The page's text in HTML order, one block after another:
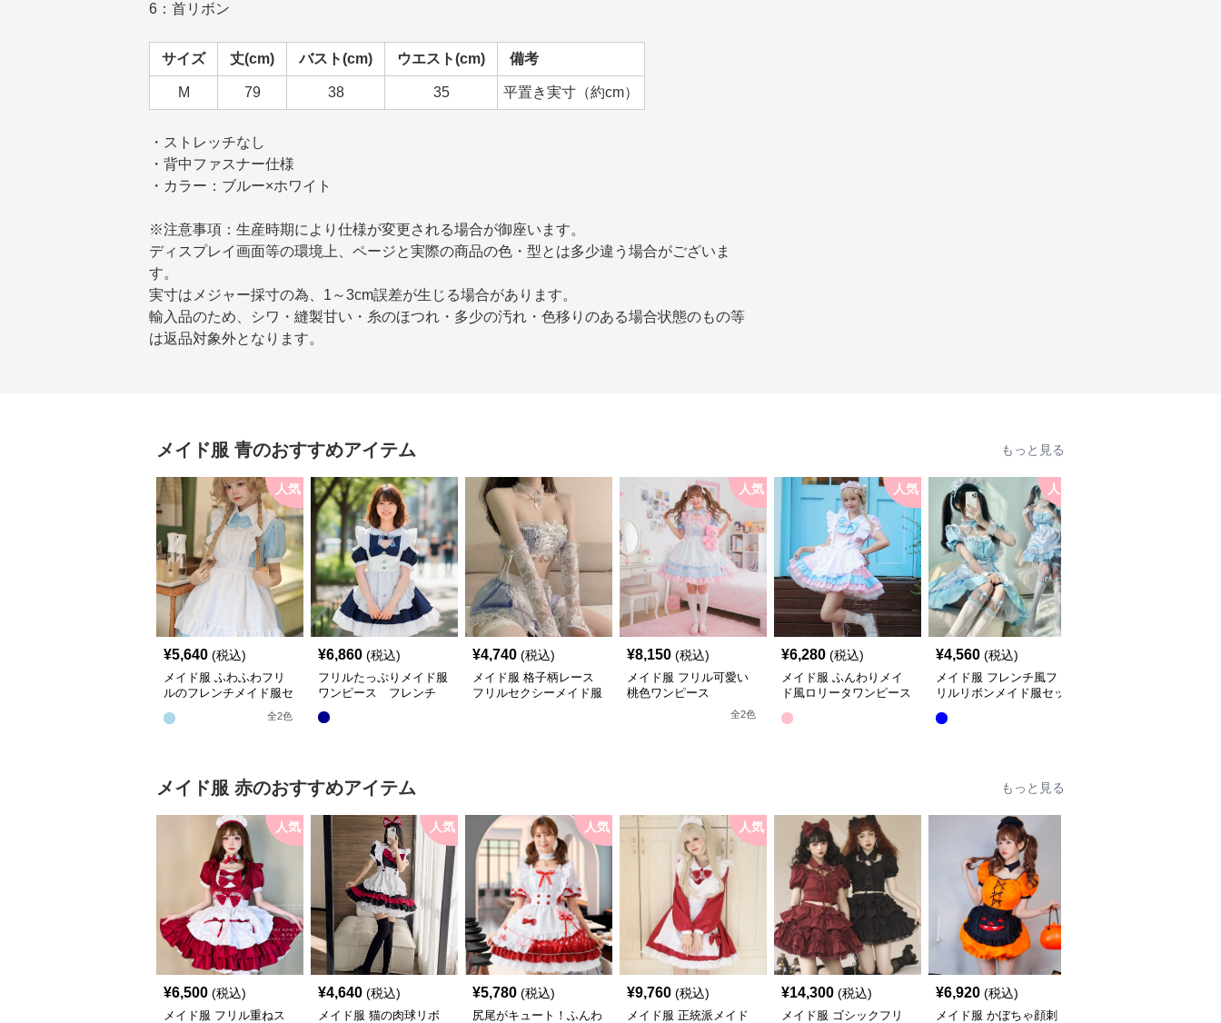
6：首リボン
サイズ 丈(cm) バスト(cm) ウエスト(cm) 備考
M 79 38 35 平置き実寸（約cm）
・ストレッチなし
・背中ファスナー仕様
・カラー：ブルー×ホワイト
※注意事項：生産時期により仕様が変更される場合が御座います。
ディスプレイ画面等の環境上、ページと実際の商品の色・型とは多少違う場合がございま
す。
実寸はメジャー採寸の為、1～3cm誤差が生じる場合があります。
輸入品のため、シワ・縫製甘い・糸のほつれ・多少の汚れ・色移りのある場合状態のもの等
は返品対象外となります。
メイド服 青のおすすめアイテム もっと見る
人気
¥5,640 (税込)
メイド服 ふわふわフリ
ルのフレンチメイド服セ
全2色
¥6,860 (税込)
フリルたっぷりメイド服
ワンピース フレンチ
¥4,740 (税込)
メイド服 格子柄レース
フリルセクシーメイド服
人気
¥8,150 (税込)
メイド服 フリル可愛い
桃色ワンピース
全2色
人気
¥6,280 (税込)
メイド服 ふんわりメイ
ド風ロリータワンピース
人気
¥4,560 (税込)
メイド服 フレンチ風フ
リルリボンメイド服セッ
メイド服 赤のおすすめアイテム もっと見る
人気
¥6,500 (税込)
メイド服 フリル重ねス
人気
¥4,640 (税込)
メイド服 猫の肉球リボ
人気
¥5,780 (税込)
尻尾がキュート！ふんわ
人気
¥9,760 (税込)
メイド服 正統派メイド
¥14,300 (税込)
メイド服 ゴシックフリ
¥6,920 (税込)
メイド服 かぼちゃ顔刺